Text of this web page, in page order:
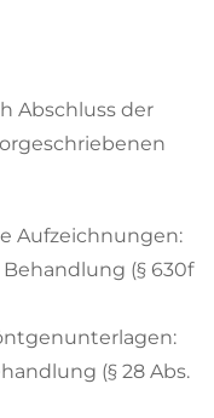
Abschluss der
Aufzeichnungen:
(§ 630f
(§ 28 Abs.